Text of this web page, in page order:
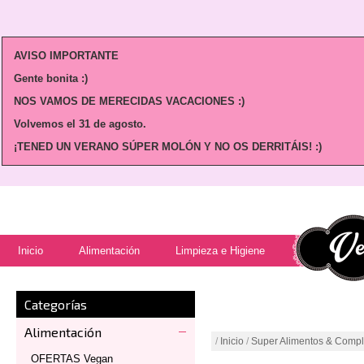
AVISO IMPORTANTE
Gente bonita :)
NOS VAMOS DE MERECIDAS VACACIONES :)
Volvemos el 31 de agosto.
¡TENED UN VERANO SÚPER MOLÓN Y NO OS DERRITÁIS! :)
Inicio Alimentación Limpieza e Higiene
Categorías
Alimentación
OFERTAS Vegan
/ Inicio / Super Alimentos &